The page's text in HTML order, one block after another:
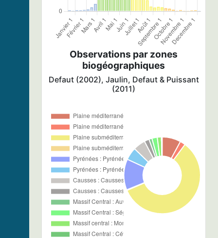
Observations par zones
biogéographiques
Defaut (2002), Jaulin, Defaut & Puissant
(2011)